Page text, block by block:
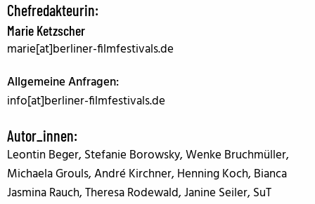
Chefredakteurin:
Marie Ketzscher
marie[at]berliner-filmfestivals.de
Allgemeine Anfragen:
info[at]berliner-filmfestivals.de
Autor_innen:
Leontin Beger, Stefanie Borowsky, Wenke Bruchmüller,
Michaela Grouls, André Kirchner, Henning Koch, Bianca
Jasmina Rauch, Theresa Rodewald, Janine Seiler, SuT